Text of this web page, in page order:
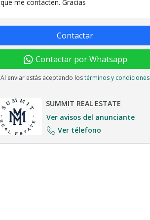
Contactar
Contactar por Whatsapp
Al enviar estás aceptando lostérminos y condiciones
SUMMIT REAL ESTATE
Ver avisos del anunciante
Ver télefono